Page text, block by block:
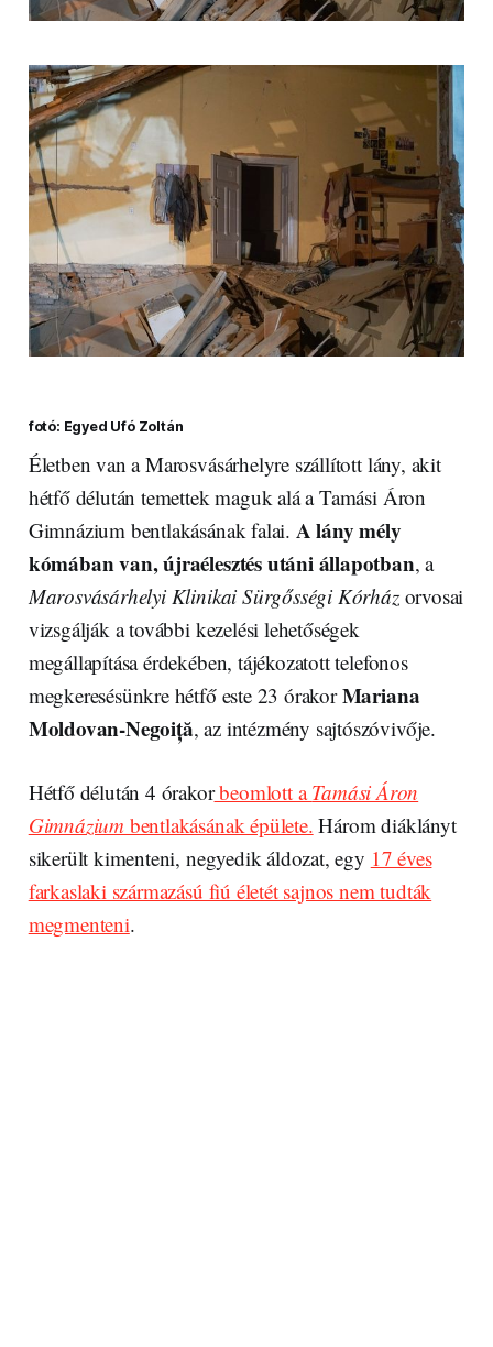
fotó: Egyed Ufó Zoltán
Életben van a Marosvásárhelyre szállított lány, akit
hétfő délután temettek maguk alá a Tamási Áron
Gimnázium bentlakásának falai. A lány mély
kómában van, újraélesztés utáni állapotban, a
Marosvásárhelyi Klinikai Sürgősségi Kórházorvosai
vizsgálják a további kezelési lehetőségek
megállapítása érdekében, tájékozatott telefonos
megkeresésünkre hétfő este 23 órakorMariana
Moldovan-Negoiță, az intézmény sajtószóvivője.
Hétfő délután 4 órakorbeomlott aTamási Áron
Gimnázium bentlakásának épülete. Három diáklányt
sikerült kimenteni, negyedik áldozat, egy 17 éves
farkaslaki származású fiú életét sajnos nem tudták
megmenteni.